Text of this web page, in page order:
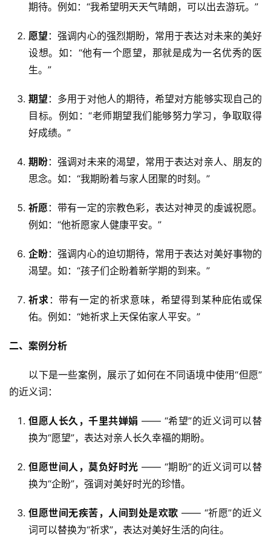
期待。例如：“我希望明天天气晴朗，可以出去游玩。”
愿望 ：强调内心的强烈期盼，常用于表达对未来的美好
设想。如：“他有一个愿望，那就是成为一名优秀的医
生。”
期望 ：多用于对他人的期待，希望对方能够实现自己的
目标。例如：“老师期望我们能够努力学习，争取取得
好成绩。”
期盼：强调对未来的渴望，常用于表达对亲人、朋友的
思念。如：“我期盼着与家人团聚的时刻。”
祈愿：带有一定的宗教色彩，表达对神灵的虔诚祝愿。
例如：“他祈愿家人健康平安。”
企盼：强调内心的迫切期待，常用于表达对美好事物的
渴望。如：“孩子们企盼着新学期的到来。”
祈求 ：带有一定的祈求意味，希望得到某种庇佑或保
佑。例如：“她祈求上天保佑家人平安。”
二、案例分析
以下是一些案例，展示了如何在不同语境中使用“但愿”
的近义词：
但愿人长久，千里共婵娟 —— “希望”的近义词可以替
换为“愿望”，表达对亲人长久幸福的期盼。
但愿世间人，莫负好时光 —— “期盼”的近义词可以替
换为“企盼”，强调对美好时光的珍惜。
但愿世间无疾苦，人间到处是欢歌 —— “祈愿”的近义
词可以替换为“祈求”，表达对美好生活的向往。